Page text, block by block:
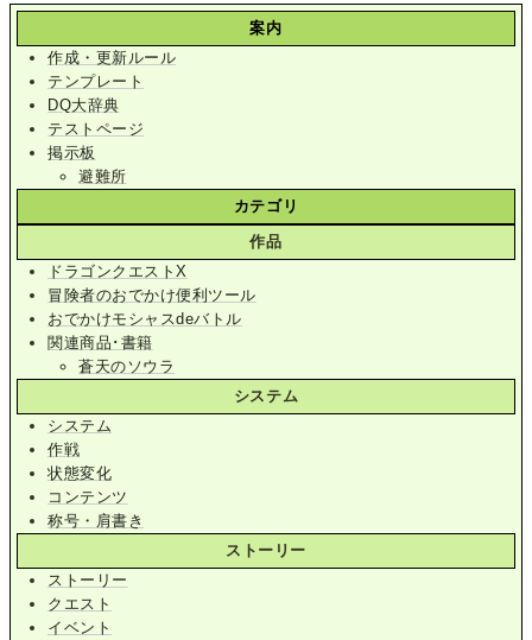
案内
作成・更新ルール
テンプレート
DQ大辞典
テストページ
掲示板
避難所
カテゴリ
作品
ドラゴンクエストX
冒険者のおでかけ便利ツール
おでかけモシャスdeバトル
関連商品･書籍
蒼天のソウラ
システム
システム
作戦
状態変化
コンテンツ
称号・肩書き
ストーリー
ストーリー
クエスト
イベント